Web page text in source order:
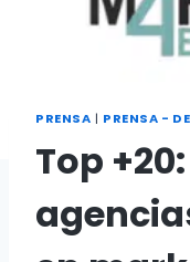
PRENSA | PRENSA -
Top